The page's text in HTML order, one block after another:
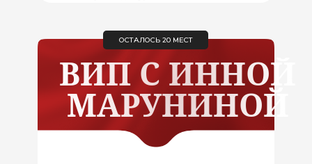
ВИП С ИННОЙ
МАРУНИНОЙ
ОСТАЛОСЬ 20 МЕСТ